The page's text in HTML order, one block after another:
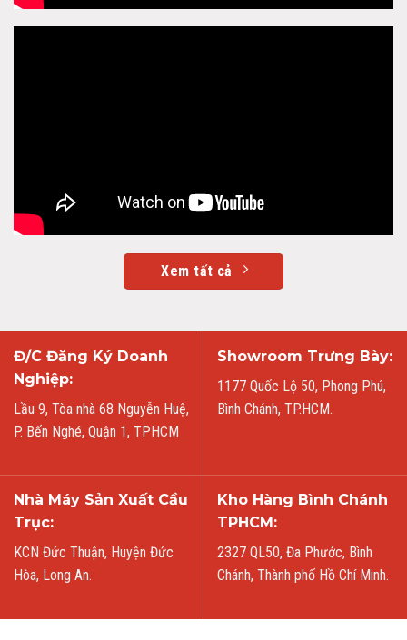
Xem tất cả
Đ/C Đăng Ký Doanh
Nghiệp:
Lầu 9, Tòa nhà 68 Nguyễn Huệ,
P. Bến Nghé, Quận 1, TPHCM
Showroom Trưng Bày:
1177 Quốc Lộ 50, Phong Phú,
Bình Chánh, TP.HCM.
Nhà Máy Sản Xuất Cầu
Trục:
KCN Đức Thuận, Huyện Đức
Hòa, Long An.
Kho Hàng Bình Chánh
TPHCM:
2327 QL50, Đa Phước, Bình
Chánh, Thành phố Hồ Chí Minh.